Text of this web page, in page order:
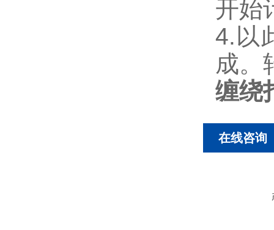
开始
4.以
成。
缠绕
在线咨询